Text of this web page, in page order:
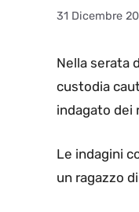
31 Dicembre
Nella serata
custodia
indagato dei
Le indagini
un ragazzo